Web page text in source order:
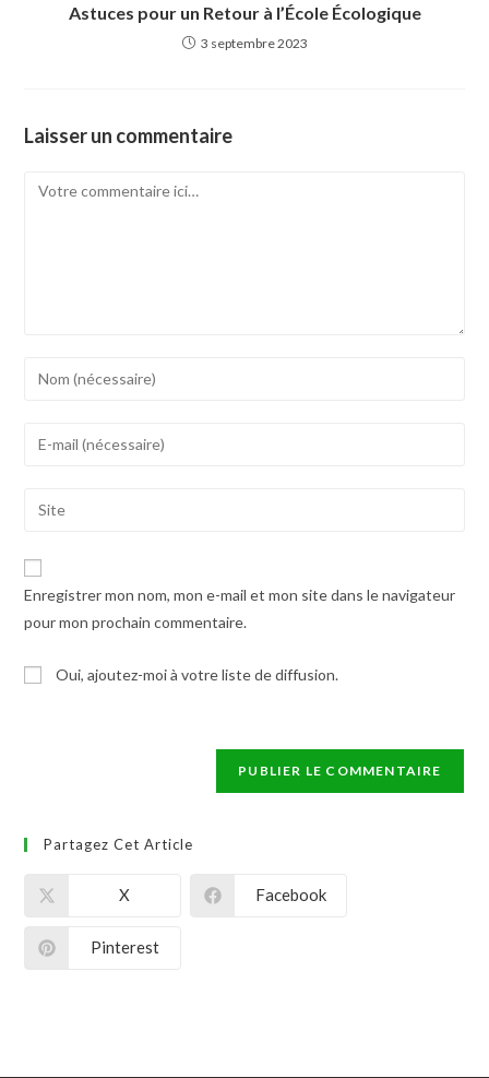
Astuces pour un Retour à l’École Écologique
3 septembre 2023
Laisser un commentaire
Enregistrer mon nom, mon e-mail et mon site dans le navigateur
pour mon prochain commentaire.
Oui, ajoutez-moi à votre liste de diffusion.
Partagez Cet Article
X Facebook
Pinterest